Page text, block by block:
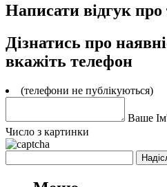
Написати відгук про
Дізнатись про
вкажіть телефон
(телефони не публікуються)
Ваше
Число з картинки